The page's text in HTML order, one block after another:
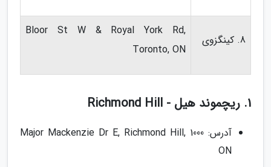
8. کینگزوی
Bloor St W & Royal York Rd,
Toronto, ON
1. ریچموند هیل - Richmond Hill
آدرس: 1000 Major Mackenzie Dr E, Richmond Hill,
ON